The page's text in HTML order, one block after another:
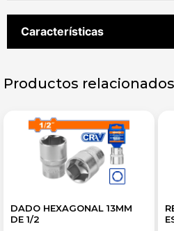
Características
Productos relacionados
DADO HEXAGONAL 13MM
DE 1/2